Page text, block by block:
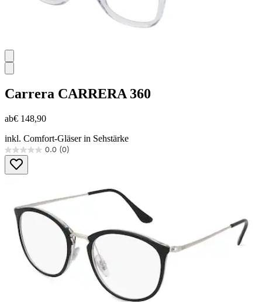
Carrera CARRERA 360
ab€ 148,90
inkl. Comfort-Gläser in Sehstärke
0.0 (0)
0.0
von
5